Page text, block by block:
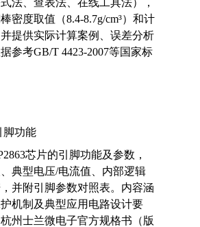
法、查表法、在线工具法），
密度取值（8.4-8.7g/cm³）和计
提供实际计算案例、误差分析
参考GB/T 4423-2007等国家标
脚功能
芯片的引脚功能及参数，
典型电压/电流值、内部逻辑
并附引脚参数对照表。内容涵
机制及典型应用电路设计要
州士兰微电子官方规格书（版